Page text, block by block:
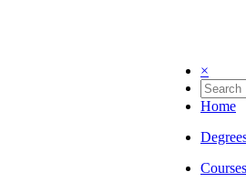
×
Home
Courses